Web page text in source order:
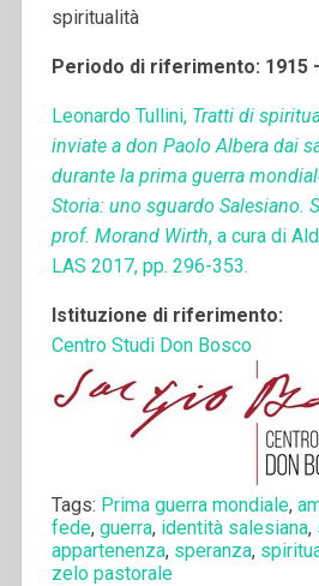
spiritualità
Periodo di riferimento: 1915
Leonardo Tullini, Tratti di
inviate a don Paolo Albera dai
durante la prima guerra
Storia: uno sguardo Salesiano.
prof. Morand Wirth, a cura di
LAS 2017, pp. 296-353.
Istituzione di riferimento:
Centro Studi Don Bosco
Tags: Prima guerra mondiale,
fede, guerra, identità salesiana,
appartenenza, speranza,
zelo pastorale